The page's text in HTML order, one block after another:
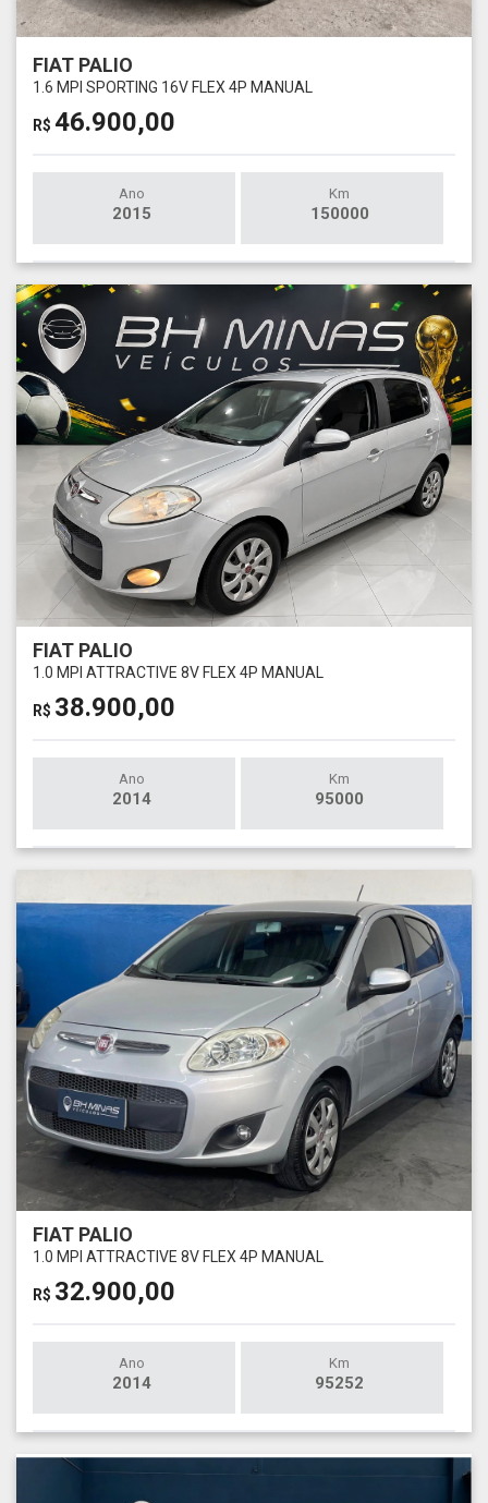
FIAT PALIO
1.6 MPI SPORTING 16V FLEX 4P MANUAL
R$ 46.900,00
Ano
2015
Km
150000
FIAT PALIO
1.0 MPI ATTRACTIVE 8V FLEX 4P MANUAL
R$ 38.900,00
Ano
2014
Km
95000
FIAT PALIO
1.0 MPI ATTRACTIVE 8V FLEX 4P MANUAL
R$ 32.900,00
Ano
2014
Km
95252